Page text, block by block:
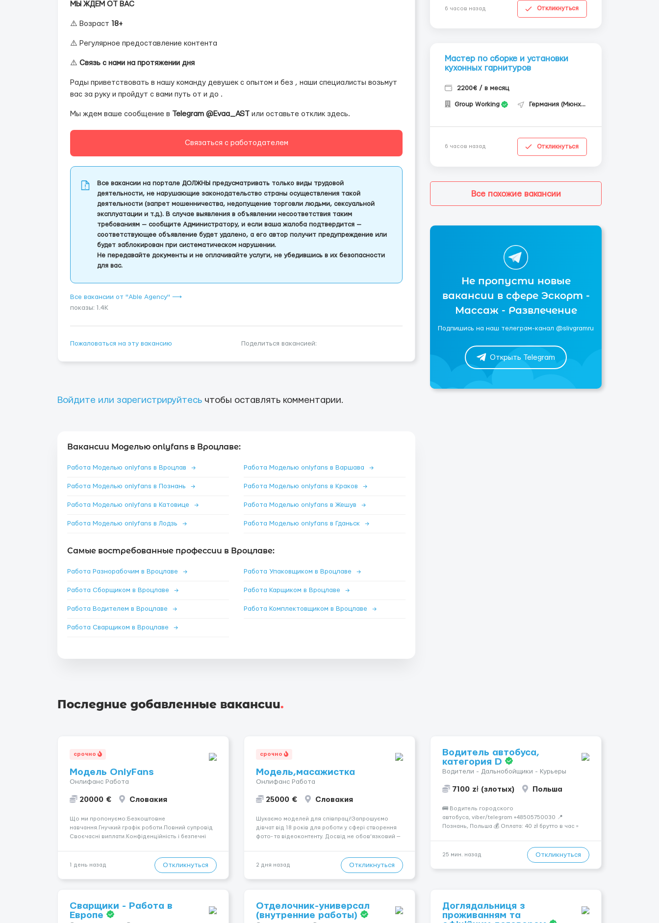
МЫ ЖДЕМ ОТ ВАС
⚠️ Возраст 18+
⚠️ Регулярное предоставление контента
⚠️ Связь с нами на протяжении дня
Рады приветствовать в нашу команду девушек с опытом и без , наши специалисты возьмут
вас за руку и пройдут с вами путь от и до .
Мы ждем ваше сообщение в Telegram @Evaa_AST или оставьте отклик здесь.
Связаться с работодателем
Все вакансии на портале ДОЛЖНЫ предусматривать только виды трудовой
деятельности, не нарушающие законодательство страны осуществления такой
деятельности (запрет мошенничества, недопущение торговли людьми, сексуальной
эксплуатации и т.д.). В случае выявления в объявлении несоответствия таким
требованиям — сообщите Администратору, и если ваша жалоба подтвердится —
соответствующее объявление будет удалено, а его автор получит предупреждение или
будет заблокирован при систематическом нарушении.
Не передавайте документы и не оплачивайте услуги, не убедившись в их безопасности
для вас.
Все вакансии от "Able Agency" ⟶
показы: 1.4K
Пожаловаться на эту вакансию Поделиться вакансией:
Войдите или зарегистрируйтесь чтобы оставлять комментарии.
Вакансии Моделью onlyfans в Вроцлаве:
Работа Моделью onlyfans в Вроцлав → Работа Моделью onlyfans в Варшава →
Работа Моделью onlyfans в Познань → Работа Моделью onlyfans в Краков →
Работа Моделью onlyfans в Катовице → Работа Моделью onlyfans в Жешув →
Работа Моделью onlyfans в Лодзь → Работа Моделью onlyfans в Гданьск →
Самые востребованные профессии в Вроцлаве:
Работа Разнорабочим в Вроцлаве → Работа Упаковщиком в Вроцлаве →
Работа Сборщиком в Вроцлаве → Работа Карщиком в Вроцлаве →
Работа Водителем в Вроцлаве → Работа Комплектовщиком в Вроцлаве →
Работа Сварщиком в Вроцлаве →
6 часов назад Откликнуться
Мастер по сборке и установки
кухонных гарнитуров
2200€ / в месяц
Group Working Германия (Мюнхен)
6 часов назад Откликнуться
Все похожие вакансии
Не пропусти новые
вакансии в сфере Эскорт -
Массаж - Развлечение
Подпишись на наш телеграм-канал @slivgramru
Открыть Telegram
Последние добавленные вакансии.
срочно
Модель OnlyFans
Онлифанс Работа
20000 € Словакия
Що ми пропонуємо:Безкоштовне
навчання.Гнучкий графік роботи.Повний супровід
Своєчасні виплати.Конфіденційність і безпечні
розвиватися.Досвід не обов’язковий.Якщо вас
зацікавила вакансія — залишайте відгук, і ми
зв’яжемося ...
1 день назад Откликнуться
срочно
Модель,масажистка
Онлифанс Работа
25000 € Словакия
Шукаємо моделей для співпраці!Запрошуємо
дівчат від 18 років для роботи у сфері створення
фото- та відеоконтенту. Досвід не обов’язковий —
конфіденційність і професійну підтримку.
Працюємо офіційно, поважаємо особ...
2 дня назад Откликнуться
Водитель автобуса,
категория D
Водители - Дальнобойщики - Курьеры
7100 zł (злотых) Польша
🚌 Водитель городского
автобуса, viber/telegram +48505750030 📍
Познань, Польша 💰 Оплата: 40 zł брутто в час =
- 450 zł/месяц или +1 zł к ставке для тех, кто
25 мин. назад Откликнуться
Сварщики - Работа в
Европе
Отделочник-универсал
(внутренние работы)
Доглядальниця з
проживанням та